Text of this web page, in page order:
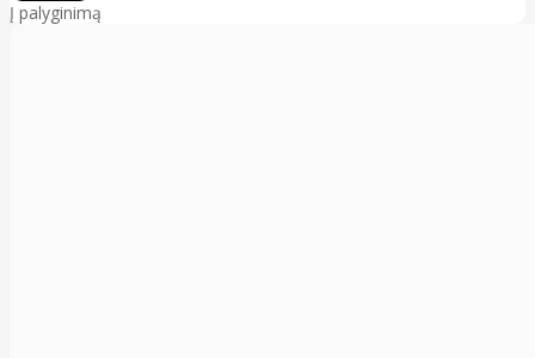
Į palyginimą